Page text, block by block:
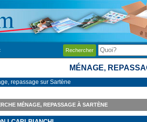
Rechercher
MÉNAGE,
repassage sur Sartène
MÉNAGE, REPASSAGE À SARTÈNE